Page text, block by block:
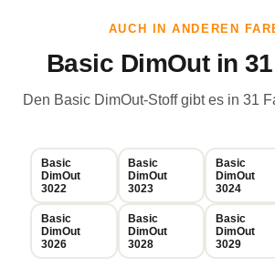
AUCH IN ANDEREN
Basic DimOut in
Den Basic DimOut-Stoff gibt es in 31
Basic
DimOut
3022
Basic
DimOut
3023
Basic
DimOut
3024
Basic
DimOut
3026
Basic
DimOut
3028
Basic
DimOut
3029